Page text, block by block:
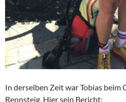
In derselben Zeit war Tobias beim
Rennsteig. Hier sein Bericht: